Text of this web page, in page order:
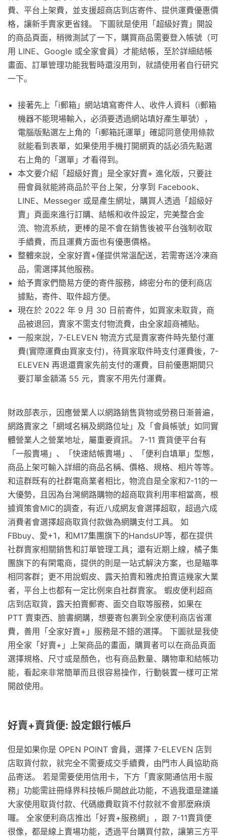
費、平台上架費，並支援超商店到店寄件、提供運費優惠價
格，讓新手賣家更省錢。 下圖就是使用「超級好賣」開設
的商品頁面，稍微測試了一下，購買商品需要登入帳號（可
用 LINE、Google 或全家會員）才能結帳，至於詳細結帳
畫面、訂單管理功能我暫時還沒用到，就請使用者自行研究
一下。
接著先上「i郵箱」網站填寫寄件人、收件人資料（i郵箱
機器不能現場輸入，必須要透過網站填好產生單號），
電腦版點選左上角的「i郵箱託運單」確認同意使用條款
就能看到表單，如果使用手機打開網頁的話必須先點選
右上角的「選單」才看得到。
本文要介紹「超級好賣」是全家好賣+ 進化版，只要註
冊會員就能將商品於平台上架，分享到 Facebook、
LINE、Messeger 或是產生網址，購買人透過「超級好
賣」頁面來進行訂購、結帳和收件設定，完美整合金
流、物流系統，更棒的是不會在銷售後被平台強制收取
手續費，而且運費方面也有優惠價格。
整體來說，全家好賣+僅提供常溫配送，若需寄送冷凍商
品，需選擇其他服務。
給予賣家們簡易方便的寄件服務，綿密分布的便利商店
據點，寄件、取件超方便。
現在於 2022 年 9 月 30 日前寄件，如買家未取貨，商
品被退回，賣家不需支付物流費，由全家超商補貼。
一般來說，7-ELEVEN 物流方式是賣家寄件時先墊付運
費(實際運費由買家支付)，待買家取件時支付運費後，7-
ELEVEN 再退還賣家先前支付的運費，目前優惠期間只
要訂單金額滿 55 元，賣家不用先付運費。
財政部表示，因應營業人以網路銷售貨物或勞務日漸普遍，
網路賣家之「網域名稱及網路位址」及「會員帳號」如同實
體營業人之營業地址，屬重要資訊。 7-11 賣貨便平台有
「一般賣場」、「快速結帳賣場」、「便利自填單」型態，
商品上架可輸入詳細的商品名稱、價格、規格、相片等等。
和這群既有的社群電商業者相比，物流自是全家和7-11的一
大優勢，且因為台灣網路購物的超商取貨利用率相當高，根
據資策會MIC的調查，有近八成網友會選擇超取，超過六成
消費者會選擇超商取貨付款做為網購支付工具。 如
FBbuy、愛+1，和M17集團旗下的HandsUP等，都在提供
社群賣家相關銷售和訂單管理工具；還有近期上線，橘子集
團旗下的有閑電商，提供的則是一站式解決方案，也是瞄準
相同客群；更不用說蝦皮、露天拍賣和雅虎拍賣這幾家大業
者，平台上也都有一定比例來自社群賣家。 蝦皮便利超商
店到店取貨，露天拍賣郵寄、面交自取等服務，如果在
PTT 賣東西、臉書網購，想要寄包裹到全家便利商店省運
費，善用「全家好賣+」服務是不錯的選擇。 下圖就是我使
用全家「好賣+」上架商品的畫面，購買者可以在商品頁面
選擇規格、尺寸或是顏色，也有商品數量、購物車和結帳功
能，看起來非常簡單而且很容易操作，行動裝置一樣可正常
開啟使用。
好賣+賣貨便: 設定銀行帳戶
但是如果你是 OPEN POINT 會員，選擇 7-ELEVEN 店到
店取貨付款，就完全不需要成交手續費，由門市人員協助商
品寄送。 若是需要使用信用卡，下方「賣家開通信用卡服
務」功能需註冊綠界科技帳戶開啟此功能，不過我還是建議
大家使用取貨付款、代碼繳費取貨不付款就不會那麼麻煩
囉。 全家便利商店推出「好賣+服務網」，跟 7-11賣貨便
很像，都是線上賣場功能，透過平台購買付款，讓第三方平